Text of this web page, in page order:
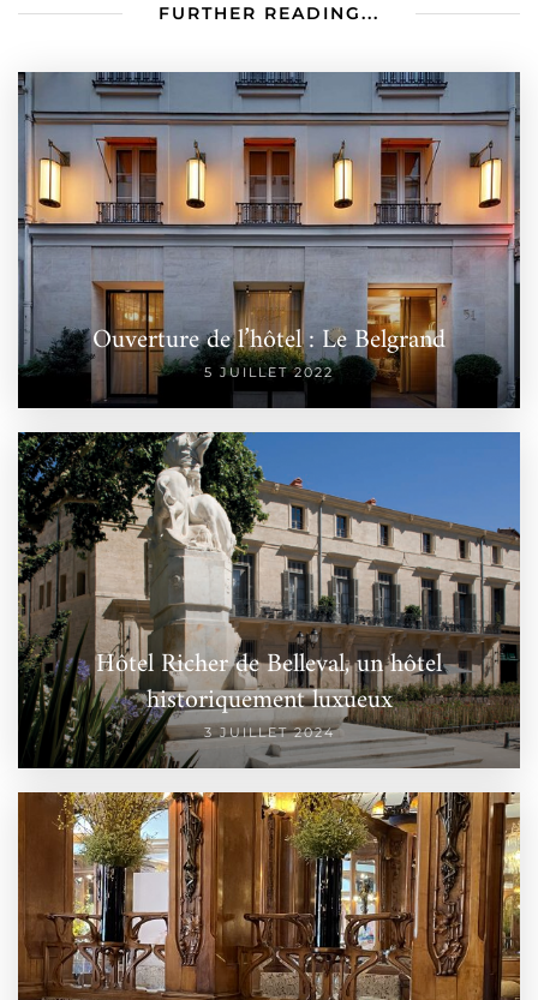
FURTHER READING...
Ouverture de l’hôtel : Le Belgrand
5 JUILLET 2022
Hôtel Richer de Belleval, un hôtel
historiquement luxueux
3 JUILLET 2024